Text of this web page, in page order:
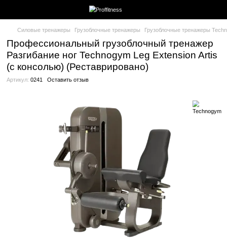
Профессиональный грузоблочный
Разгибание ног Technogym Leg
(с консолью) (Реставрировано)